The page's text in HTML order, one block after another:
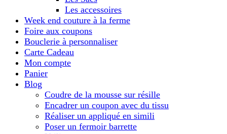
Les accessoires
Week end couture à la ferme
Foire aux coupons
Bouclerie à personnaliser
Carte Cadeau
Mon compte
Panier
Blog
Coudre de la mousse sur résille
Encadrer un coupon avec du tissu
Réaliser un appliqué en simili
Poser un fermoir barrette